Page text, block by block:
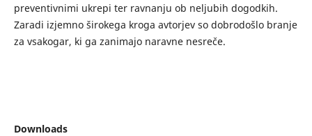
preventivnimi ukrepi ter ravnanju ob neljubih dogodkih.
Zaradi izjemno širokega kroga avtorjev so dobrodošlo branje
za vsakogar, ki ga zanimajo naravne nesreče.
Downloads